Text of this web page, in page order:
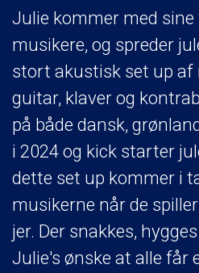
Julie kommer med
musikere, og spreder
stort akustisk set up af
guitar, klaver og
på både dansk,
i 2024 og kick starter
dette set up kommer i
musikerne når de
jer. Der snakkes,
Julie's ønske at alle får